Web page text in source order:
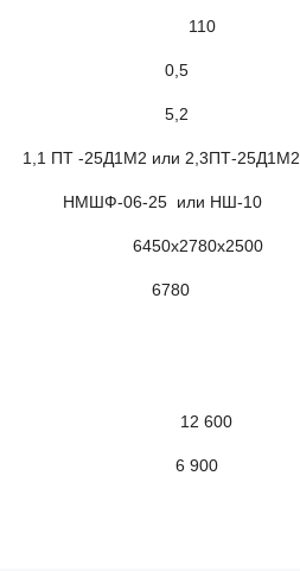
110
м3 0,5
м3 5,2
или 2,3ПТ-25Д1М2
06-25 или НШ-10
кг 6780
12 600
6 900